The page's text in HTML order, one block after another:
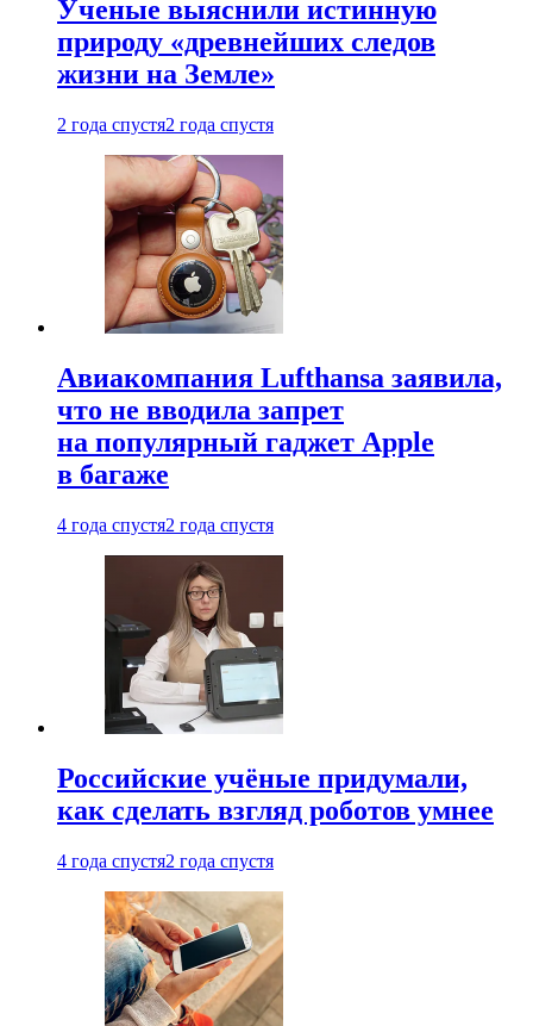
Ученые выяснили истинную
природу «древнейших следов
жизни на Земле»
2 года спустя2 года спустя
Авиакомпания Lufthansa заявила,
что не вводила запрет
на популярный гаджет Apple
в багаже
4 года спустя2 года спустя
Российские учёные придумали,
как сделать взгляд роботов умнее
4 года спустя2 года спустя